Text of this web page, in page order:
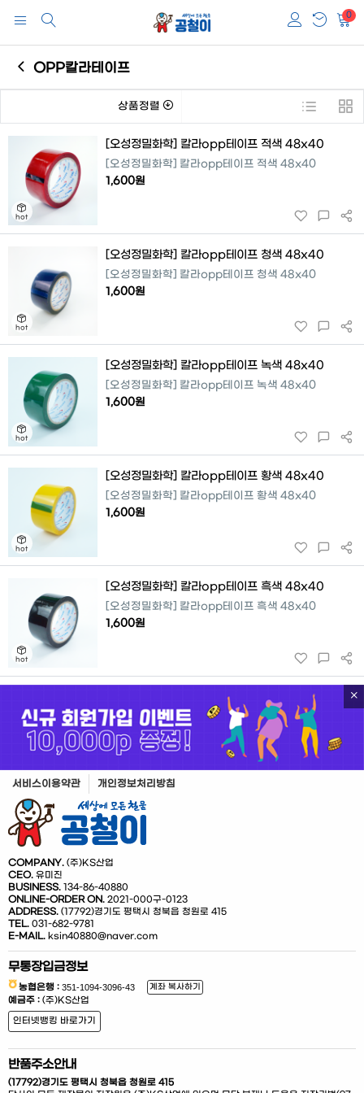
0
OPP칼라테이프
상품정렬
hot
[오성정밀화학] 칼라opp테이프 적색 48x40
[오성정밀화학] 칼라opp테이프 적색 48x40
1,600원
hot
[오성정밀화학] 칼라opp테이프 청색 48x40
[오성정밀화학] 칼라opp테이프 청색 48x40
1,600원
hot
[오성정밀화학] 칼라opp테이프 녹색 48x40
[오성정밀화학] 칼라opp테이프 녹색 48x40
1,600원
hot
[오성정밀화학] 칼라opp테이프 황색 48x40
[오성정밀화학] 칼라opp테이프 황색 48x40
1,600원
hot
[오성정밀화학] 칼라opp테이프 흑색 48x40
[오성정밀화학] 칼라opp테이프 흑색 48x40
1,600원
서비스이용약관 개인정보처리방침
COMPANY. (주)KS산업
CEO. 유미진
BUSINESS. 134-86-40880
ONLINE-ORDER ON. 2021-000구-0123
ADDRESS. (17792)경기도 평택시 청북읍 청원로 415
TEL. 031-682-9781
E-MAIL. ksin40880@naver.com
무통장입금정보
농협은행 : 계좌 복사하기
예금주 : (주)KS산업
인터넷뱅킹 바로가기
반품주소안내
(17792)경기도 평택시 청북읍 청원로 415